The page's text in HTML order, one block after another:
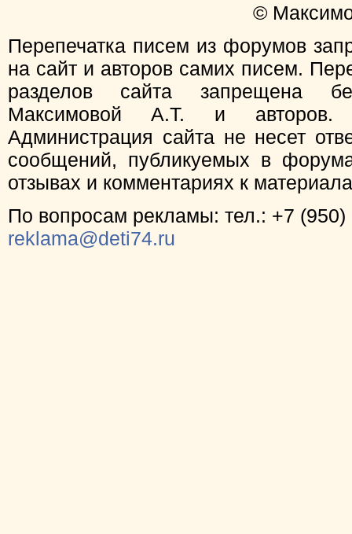
©
Перепечатка писем из форумов
на сайт и авторов самих писем.
разделов сайта запрещена
Максимовой А.Т. и
Администрация сайта не несет
сообщений, публикуемых в
отзывах и комментариях к
По вопросам рекламы: тел.: +7 (950)
reklama@deti74.ru